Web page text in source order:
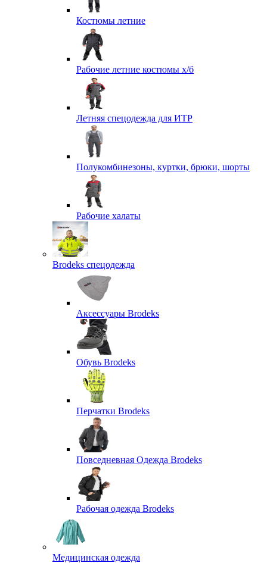
Костюмы летние
Рабочие летние костюмы х/б
Летняя спецодежда для ИТР
Полукомбинезоны, куртки, брюки, шорты
Рабочие халаты
Brodeks спецодежда
Аксессуары Brodeks
Обувь Brodeks
Перчатки Brodeks
Повседневная Одежда Brodeks
Рабочая одежда Brodeks
Медицинская одежда